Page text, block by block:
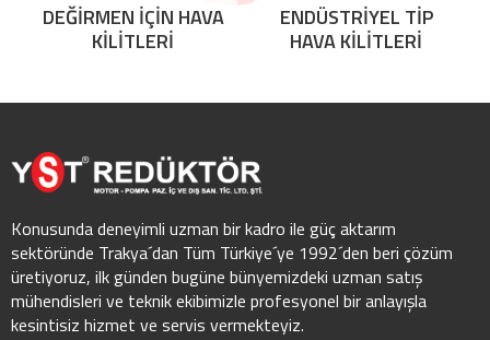
DEĞİRMEN İÇİN HAVA
KİLİTLERİ
ENDÜSTRİYEL TİP
HAVA KİLİTLERİ
Konusunda deneyimli uzman bir kadro ile güç aktarım
sektöründe Trakya´dan Tüm Türkiye´ye 1992´den beri çözüm
üretiyoruz, ilk günden bugüne bünyemizdeki uzman satış
mühendisleri ve teknik ekibimizle profesyonel bir anlayışla
kesintisiz hizmet ve servis vermekteyiz.